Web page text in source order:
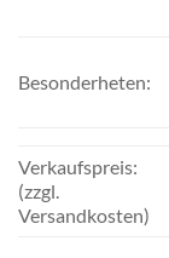
Besonderheten:
Verkaufspreis:
(zzgl.
Versandkosten)